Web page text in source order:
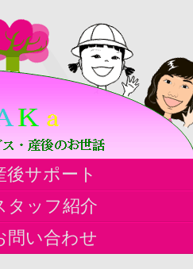
後サポート
タッフ紹介
問い合わせ